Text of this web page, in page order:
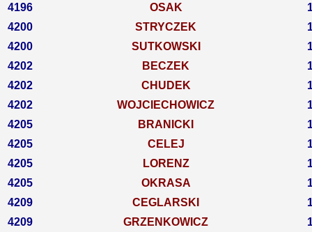
4196
OSAK
4200
STRYCZEK
4200
SUTKOWSKI
4202
BECZEK
4202
CHUDEK
4202
WOJCIECHOWICZ
4205
BRANICKI
4205
CELEJ
4205
LORENZ
4205
OKRASA
4209
CEGLARSKI
4209
GRZENKOWICZ